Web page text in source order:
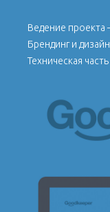
Ведение
Брендинг и
Техническая